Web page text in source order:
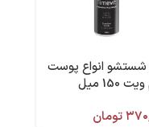
شستشو انواع پوست
تایم ویت 150 میل
تومان